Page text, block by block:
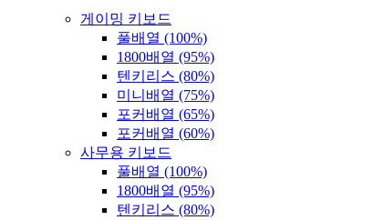
게이밍 키보드
풀배열 (100%)
1800배열 (95%)
텐키리스 (80%)
미니배열 (75%)
포커배열 (65%)
포커배열 (60%)
사무용 키보드
풀배열 (100%)
1800배열 (95%)
텐키리스 (80%)